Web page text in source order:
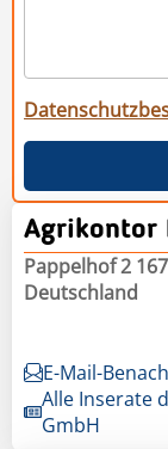
Agrikontor
Pappelhof 2
Deutschland
E-Mail-
Alle Inserate
GmbH